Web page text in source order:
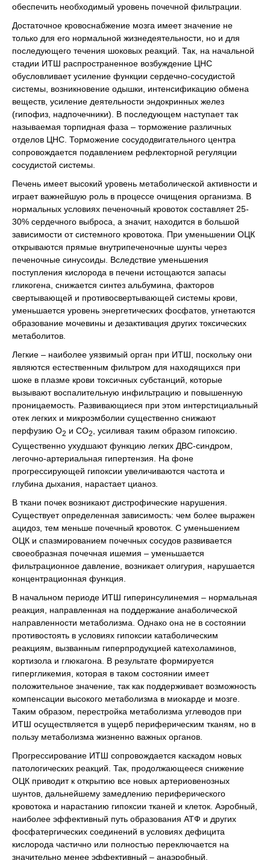
обеспечить необходимый уровень почечной фильтрации.
Достаточное кровоснабжение мозга имеет значение не
только для его нормальной жизнедеятельности, но и для
последующего течения шоковых реакций. Так, на начальной
стадии ИТШ распространенное возбуждение ЦНС
обусловливает усиление функции сердечно-сосудистой
системы, возникновение одышки, интенсификацию обмена
веществ, усиление деятельности эндокринных желез
(гипофиз, надпочечники). В последующем наступает так
называемая торпидная фаза – торможение различных
отделов ЦНС. Торможение сосудодвигательного центра
сопровождается подавлением рефлекторной регуляции
сосудистой системы.
Печень имеет высокий уровень метаболической активности и
играет важнейшую роль в процессе очищения организма. В
нормальных условиях печеночный кровоток составляет 25-
30% сердечного выброса, а значит, находится в большой
зависимости от системного кровотока. При уменьшении ОЦК
открываются прямые внутрипеченочные шунты через
печеночные синусоиды. Вследствие уменьшения
поступления кислорода в печени истощаются запасы
гликогена, снижается синтез альбумина, факторов
свертывающей и противосвертывающей системы крови,
уменьшается уровень энергетических фосфатов, угнетаются
образование мочевины и дезактивация других токсических
метаболитов.
Легкие – наиболее уязвимый орган при ИТШ, поскольку они
являются естественным фильтром для находящихся при
шоке в плазме крови токсичных субстанций, которые
вызывают воспалительную инфильтрацию и повышенную
проницаемость. Развивающиеся при этом интерстициальный
отек легких и микроэмболии существенно снижают
перфузию О2 и СО2
, усиливая таким образом гипоксию.
Существенно ухудшают функцию легких ДВС-синдром,
легочно-артериальная гипертензия. На фоне
прогрессирующей гипоксии увеличиваются частота и
глубина дыхания, нарастает цианоз.
В ткани почек возникают дистрофические нарушения.
Существует определенная зависимость: чем более выражен
ацидоз, тем меньше почечный кровоток. С уменьшением
ОЦК и спазмированием почечных сосудов развивается
своеобразная почечная ишемия – уменьшается
фильтрационное давление, возникает олигурия, нарушается
концентрационная функция.
В начальном периоде ИТШ гиперинсулинемия – нормальная
реакция, направленная на поддержание анаболической
направленности метаболизма. Однако она не в состоянии
противостоять в условиях гипоксии катаболическим
реакциям, вызванным гиперпродукцией катехоламинов,
кортизола и глюкагона. В результате формируется
гипергликемия, которая в таком состоянии имеет
положительное значение, так как поддерживает возможность
компенсации высокого метаболизма в миокарде и мозге.
Таким образом, перестройка метаболизма углеводов при
ИТШ осуществляется в ущерб периферическим тканям, но в
пользу метаболизма жизненно важных органов.
Прогрессирование ИТШ сопровождается каскадом новых
патологических реакций. Так, продолжающееся снижение
ОЦК приводит к открытию все новых артериовенозных
шунтов, дальнейшему замедлению периферического
кровотока и нарастанию гипоксии тканей и клеток. Аэробный,
наиболее эффективный путь образования АТФ и других
фосфатергических соединений в условиях дефицита
кислорода частично или полностью переключается на
значительно менее эффективный – анаэробный.